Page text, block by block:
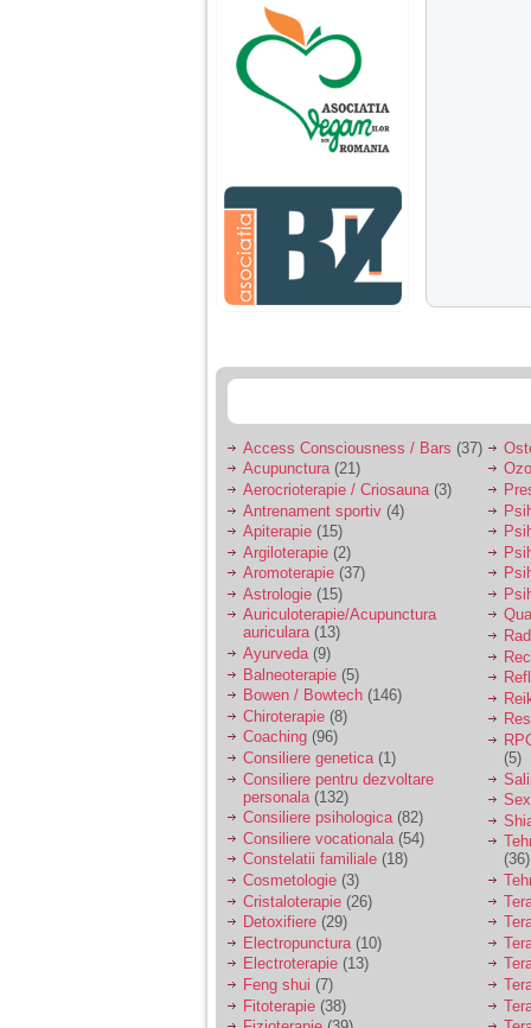
ani, privind in urma
realizez cat de multe
greseli am facut in
educatia si cresterea
ei, am fost o mama
egoista, preocupata
de implinirea
profesionala, cand ea
era mica am neglijat-
agresiva, orice
greseala era taxata cu
o palma sau pedepse.
De 4 ani am o relatie
serioasa cu un barbat
sa se manifeste o
Ma aflu aici pentru ca
vreau sa stiu daca am
nevoie de un psiholog
sau psihiatru.
Sunt casatorita, am
31 de ani si un copil in
varsta de 2 ani care
mi-e lumina ochilor.
De ceva timp simt ca
mi s-a adunat
oboseala, o oboseala
cronica de care nu pot
scapa si simt ca din
cauza ei nu pot
controla nervii si
cateodata are copilul
de suferit.
Am o bariera peste
care nu pot trece:
prietena mea a ramas
insarcinata cu o fata.
Am fost de comun
acord sa facem un
copil, cu gandul ca e
baiat.
Access Consciousness / Bars (37)
Acupunctura(21)
Aerocrioterapie / Criosauna (3)
Antrenament sportiv (4)
Apiterapie (15)
Argiloterapie (2)
Aromoterapie (37)
Astrologie (15)
Auriculoterapie/Acupunctura
auriculara(13)
Ayurveda(9)
Balneoterapie (5)
Bowen / Bowtech (146)
Chiroterapie (8)
Coaching (96)
Consiliere genetica(1)
Consiliere pentru dezvoltare
personala (132)
Consiliere psihologica(82)
Consiliere vocationala (54)
Constelatii familiale (18)
Cosmetologie (3)
Cristaloterapie (26)
Detoxifiere (29)
Electropunctura (10)
Electroterapie (13)
Feng shui (7)
Fitoterapie (38)
(5)
(36)